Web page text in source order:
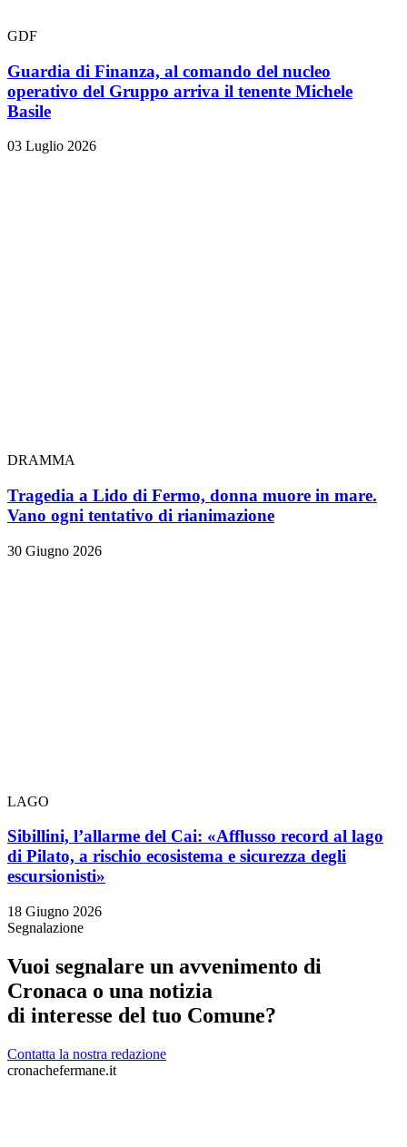
GDF
Guardia di Finanza, al comando del nucleo
operativo del Gruppo arriva il tenente Michele
Basile
03 Luglio 2026
DRAMMA
Tragedia a Lido di Fermo, donna muore in mare.
Vano ogni tentativo di rianimazione
30 Giugno 2026
LAGO
Sibillini, l’allarme del Cai: «Afflusso record al lago
di Pilato, a rischio ecosistema e sicurezza degli
escursionisti»
18 Giugno 2026
Segnalazione
Vuoi segnalare un avvenimento di
Cronaca o una notizia
di interesse del tuo Comune?
Contatta la nostra redazione
cronachefermane.it